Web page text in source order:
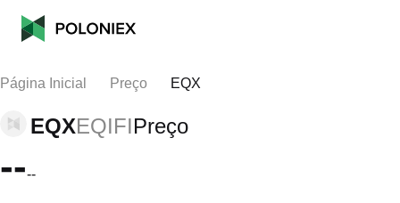
Página Inicial Preço EQX
EQXEQIFIPreço
----